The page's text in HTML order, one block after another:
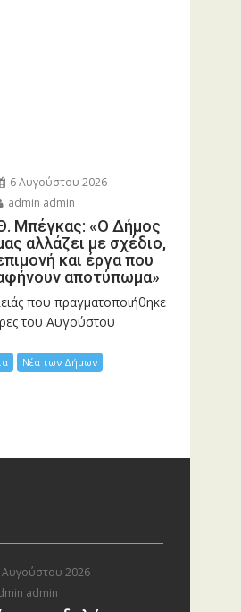
6 Αυγούστου 2026
admin admin
Μπέγκας: «Ο Δήμος
αλλάζει με σχέδιο,
και έργα που
αποτύπωμα»
που πραγματοποιήθηκε
του Αυγούστου
Νέα των Δήμων
Αυγούστου 2026
admin